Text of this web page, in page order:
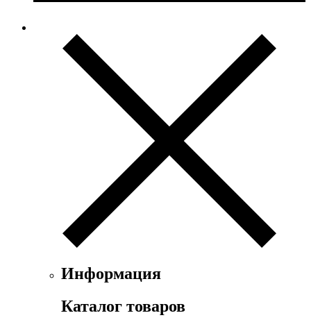
Информация
Каталог товаров